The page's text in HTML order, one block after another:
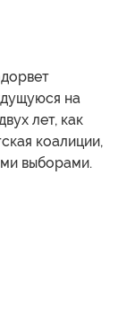
на
лет, как
коалиции,
выборами.